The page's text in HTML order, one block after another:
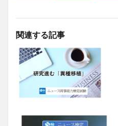
関連する記事